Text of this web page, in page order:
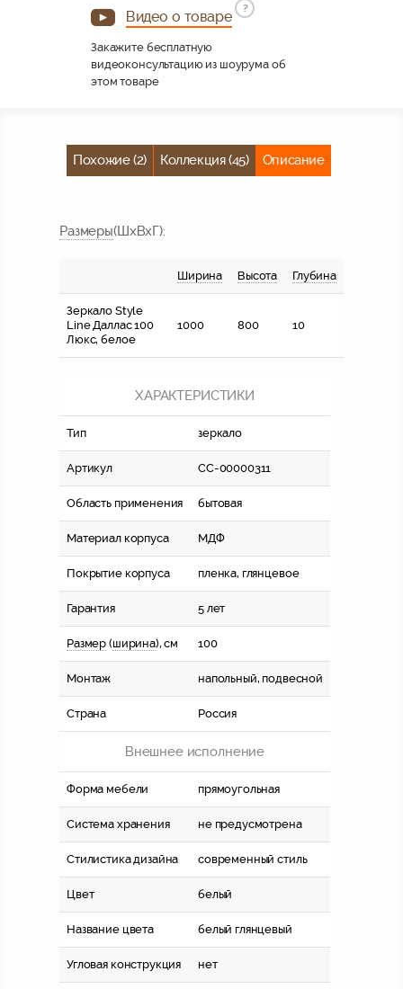
Видео о товаре
?
Закажите бесплатную
видеоконсультацию из шоурума об
этом товаре
Похожие (2) Коллекция (45) Описание
Размеры(ШхВхГ):
Ширина Высота Глубина
Зеркало Style
Line Даллас 100
Люкс, белое
1000 800 10
ХАРАКТЕРИСТИКИ
Тип зеркало
Артикул СС-00000311
Область применения бытовая
Материал корпуса МДФ
Покрытие корпуса пленка, глянцевое
Гарантия 5 лет
Размер (ширина), см 100
Монтаж напольный, подвесной
Страна Россия
Внешнее исполнение
Форма мебели прямоугольная
Система хранения не предусмотрена
Стилистика дизайна современный стиль
Цвет белый
Название цвета белый глянцевый
Угловая конструкция нет